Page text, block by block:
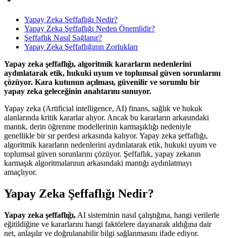
Yapay Zeka Şeffaflığı Nedir?
Yapay Zeka Şeffaflığı Neden Önemlidir?
Şeffaflık Nasıl Sağlanır?
Yapay Zeka Şeffaflığının Zorlukları
​Yapay zeka şeffaflığı, algoritmik kararların nedenlerini
aydınlatarak etik, hukuki uyum ve toplumsal güven sorunlarını
çözüyor. Kara kutunun açılması, güvenilir ve sorumlu bir
yapay zeka geleceğinin anahtarını sunuyor.
Yapay zeka (Artificial intelligence, AI) finans, sağlık ve hukuk
alanlarında kritik kararlar alıyor. Ancak bu kararların arkasındaki
mantık, derin öğrenme modellerinin karmaşıklığı nedeniyle
genellikle bir sır perdesi arkasında kalıyor. Yapay zeka şeffaflığı,
algoritmik kararların nedenlerini aydınlatarak etik, hukuki uyum ve
toplumsal güven sorunlarını çözüyor. Şeffaflık, yapay zekanın
karmaşık algoritmalarının arkasındaki mantığı aydınlatmayı
amaçlıyor.
Yapay Zeka Şeffaflığı Nedir?
Yapay zeka şeffaflığı, AI sisteminin nasıl çalıştığına, hangi verilerle
eğitildiğine ve kararlarını hangi faktörlere dayanarak aldığına dair
net, anlaşılır ve doğrulanabilir bilgi sağlanmasını ifade ediyor.